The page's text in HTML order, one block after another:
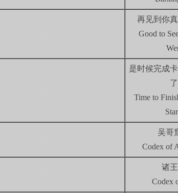
再见到你
Good to
是时候完成
了
Time to
吴哥
Codex of
诸
Codex